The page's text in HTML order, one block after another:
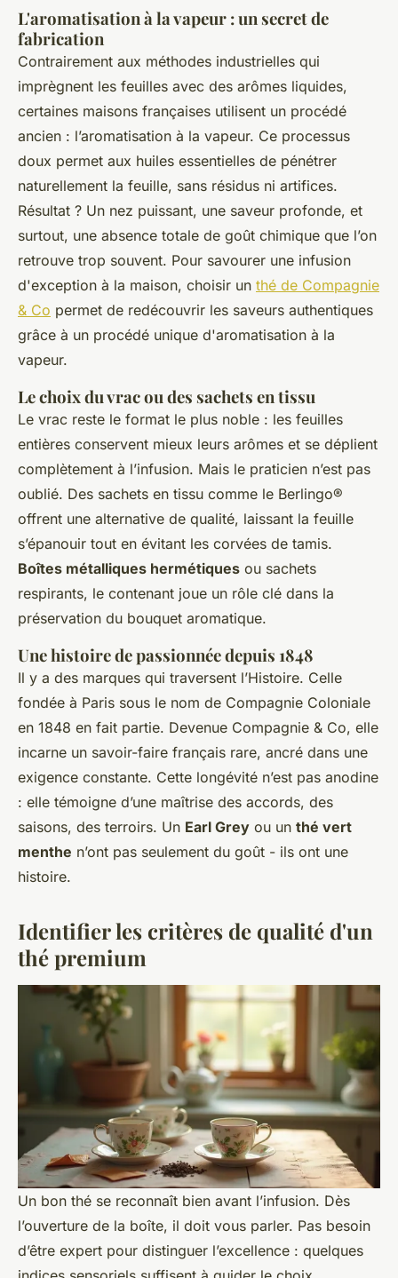
L'aromatisation à la vapeur : un secret de
fabrication
Contrairement aux méthodes industrielles qui
imprègnent les feuilles avec des arômes liquides,
certaines maisons françaises utilisent un procédé
ancien : l’aromatisation à la vapeur. Ce processus
doux permet aux huiles essentielles de pénétrer
naturellement la feuille, sans résidus ni artifices.
Résultat ? Un nez puissant, une saveur profonde, et
surtout, une absence totale de goût chimique que l’on
retrouve trop souvent. Pour savourer une infusion
d'exception à la maison, choisir un thé de Compagnie
& Co permet de redécouvrir les saveurs authentiques
grâce à un procédé unique d'aromatisation à la
vapeur.
Le choix du vrac ou des sachets en tissu
Le vrac reste le format le plus noble : les feuilles
entières conservent mieux leurs arômes et se déplient
complètement à l’infusion. Mais le praticien n’est pas
oublié. Des sachets en tissu comme le Berlingo®
offrent une alternative de qualité, laissant la feuille
s’épanouir tout en évitant les corvées de tamis.
Boîtes métalliques hermétiques ou sachets
respirants, le contenant joue un rôle clé dans la
préservation du bouquet aromatique.
Une histoire de passionnée depuis 1848
Il y a des marques qui traversent l’Histoire. Celle
fondée à Paris sous le nom de Compagnie Coloniale
en 1848 en fait partie. Devenue Compagnie & Co, elle
incarne un savoir-faire français rare, ancré dans une
exigence constante. Cette longévité n’est pas anodine
: elle témoigne d’une maîtrise des accords, des
saisons, des terroirs. Un Earl Grey ou un thé vert
menthe n’ont pas seulement du goût - ils ont une
histoire.
Identifier les critères de qualité d'un
thé premium
Un bon thé se reconnaît bien avant l’infusion. Dès
l’ouverture de la boîte, il doit vous parler. Pas besoin
d’être expert pour distinguer l’excellence : quelques